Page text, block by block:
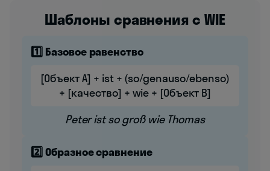
Шаблоны сравнения с WIE
1️⃣ Базовое равенство
[Объект A] + ist + (so/genauso/ebenso)
+ [качество] + wie + [Объект B]
Peter ist so groß wie Thomas
2️⃣ Образное сравнение